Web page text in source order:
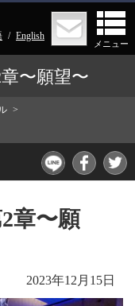
メニュー
English
〜願望〜
章〜願
2023年12月15日